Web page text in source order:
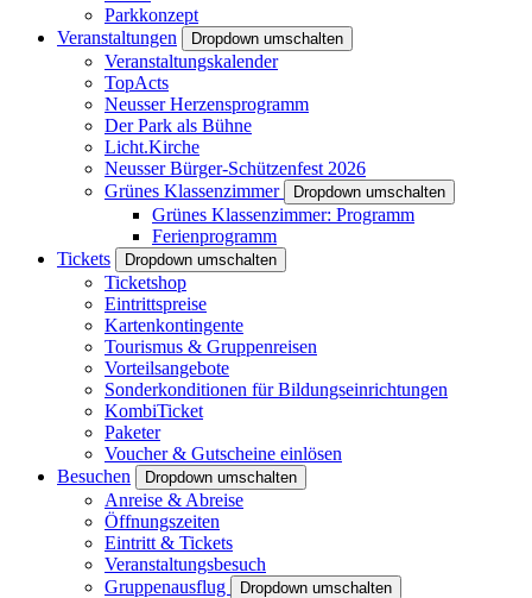
Parkkonzept
Veranstaltungen
Dropdown umschalten
Veranstaltungskalender
TopActs
Neusser Herzensprogramm
Der Park als Bühne
Licht.Kirche
Neusser Bürger-Schützenfest 2026
Grünes Klassenzimmer
Dropdown umschalten
Grünes Klassenzimmer: Programm
Ferienprogramm
Tickets
Dropdown umschalten
Ticketshop
Eintrittspreise
Kartenkontingente
Tourismus & Gruppenreisen
Vorteilsangebote
Sonderkonditionen für Bildungseinrichtungen
KombiTicket
Paketer
Voucher & Gutscheine einlösen
Besuchen
Dropdown umschalten
Anreise & Abreise
Öffnungszeiten
Eintritt & Tickets
Veranstaltungsbesuch
Gruppenausflug
Dropdown umschalten